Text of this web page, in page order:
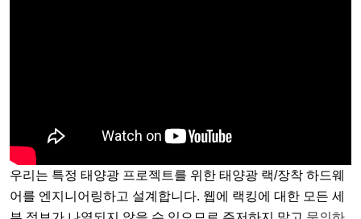
우리는 특정 태양광 프로젝트를 위한 태양광 랙/장착 하드웨
어를 엔지니어링하고 설계합니다. 웹에 랙킹에 대한 모든 세